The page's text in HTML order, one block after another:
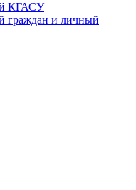
КГАСУ
граждан и личный